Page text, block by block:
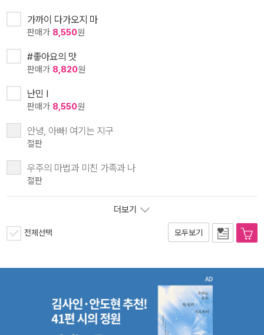
가까이 다가오지 마
판매가 8,550원
#좋아요의 맛
판매가 8,820원
난민 I
판매가 8,550원
안녕, 아빠! 여기는 지구
절판
우주의 마법과 미친 가족과 나
절판
더보기
전체선택 모두보기